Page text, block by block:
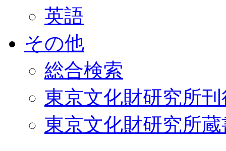
英語
その他
総合検索
東京文化財研究所
東京文化財研究所